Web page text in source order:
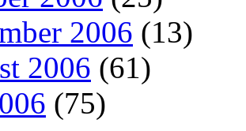
2006 (13)
2006 (61)
(75)